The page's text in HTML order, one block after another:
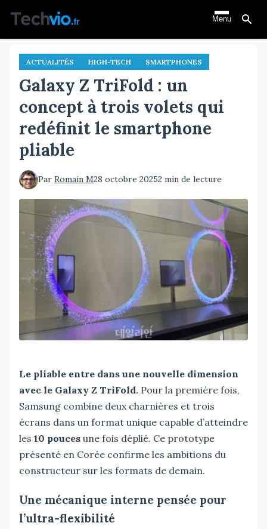
contenu
principal
Menu
ACTUALITÉS HIGH-TECH SMARTPHONES
Galaxy Z TriFold : un
concept à trois volets qui
redéfinit le smartphone
pliable
Par Romain M28 octobre 20252 min de lecture
Le pliable entre dans une nouvelle dimension
avec le Galaxy Z TriFold. Pour la première fois,
Samsung combine deux charnières et trois
écrans dans un format unique capable d’atteindre
les 10 pouces une fois déplié. Ce prototype
présenté en Corée confirme les ambitions du
constructeur sur les formats de demain.
Une mécanique interne pensée pour
l’ultra-flexibilité